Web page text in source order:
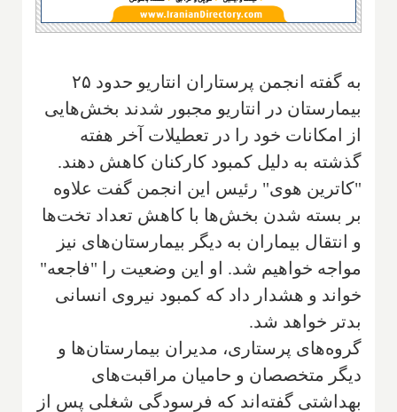
به گفته انجمن پرستاران انتاریو حدود ۲۵
بیمارستان در انتاریو مجبور شدند بخش‌هایی
از امکانات خود را در تعطیلات آخر هفته
گذشته به دلیل کمبود کارکنان کاهش دهند.
"کاترین هوی" رئیس این انجمن گفت علاوه
بر بسته شدن بخش‌ها با کاهش تعداد تخت‌ها
و انتقال بیماران به دیگر بیمارستان‌های نیز
مواجه خواهیم شد. او این وضعیت را "فاجعه"
خواند و هشدار داد که کمبود نیروی انسانی
بدتر خواهد شد.
گروه‌های پرستاری، مدیران بیمارستان‌ها و
دیگر متخصصان و حامیان مراقبت‌های
بهداشتی گفته‌اند که فرسودگی شغلی پس از